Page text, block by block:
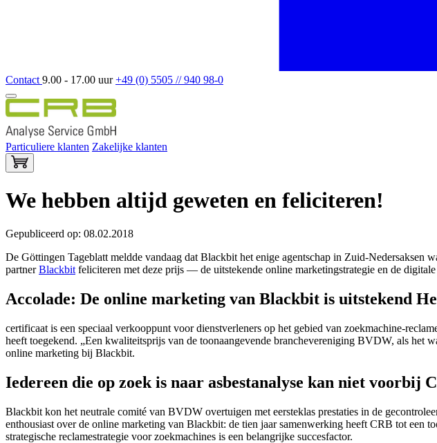
Contact 9.00 - 17.00 uur+49 (0) 5505 // 940 98-0
Particuliere klanten Zakelijke klanten
We hebben altijd geweten en feliciteren!
Gepubliceerd op: 08.02.2018
De Göttingen Tageblatt meldde vandaag dat Blackbit het enige agentschap in Zuid-
partnerBlackbit feliciteren met deze prijs — de uitstekende online marketingstrategie en de
Accolade: De online marketing van Blackbit is uitstekend
certificaat is een speciaal verkooppunt voor dienstverleners op het gebied van zoekmachine-
heeft toegekend. „Een kwaliteitsprijs van de toonaangevende branchevereniging BVDW, als het
online marketing bij Blackbit.
Iedereen die op zoek is naar asbestanalyse kan niet voorbij
Blackbit kon het neutrale comité van BVDW overtuigen met eersteklas prestaties in de
enthousiast over de online marketing van Blackbit: de tien jaar samenwerking heeft CRB tot
strategische reclamestrategie voor zoekmachines is een belangrijke succesfactor.